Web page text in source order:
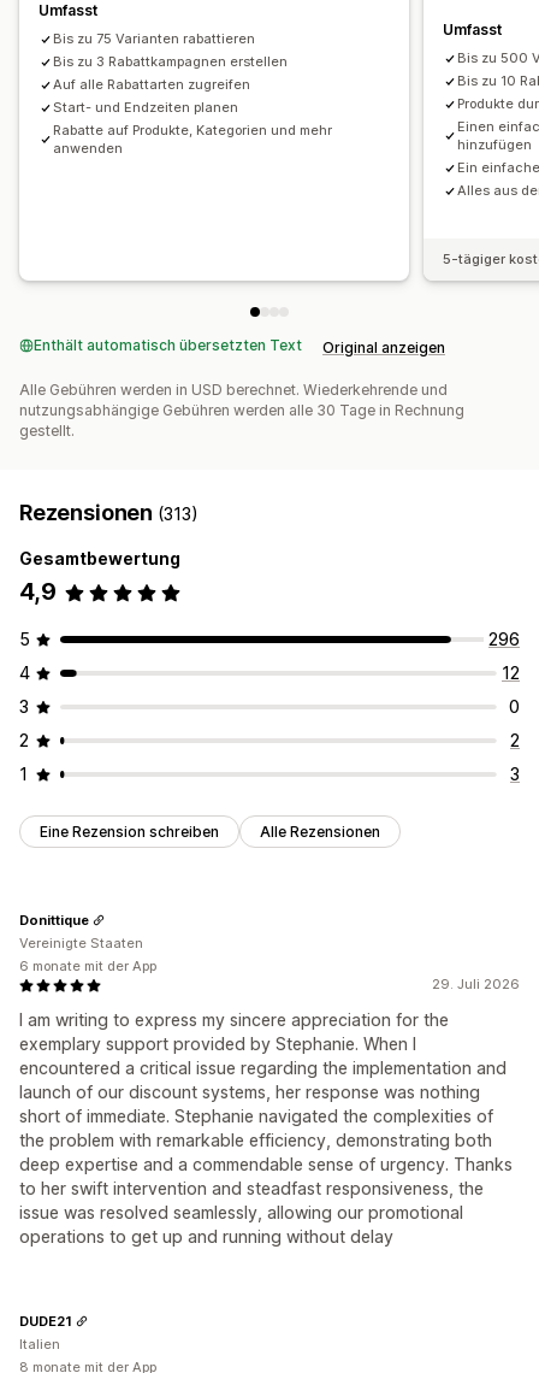
Umfasst
Bis zu 75 Varianten rabattieren
Bis zu 3 Rabattkampagnen erstellen
Auf alle Rabattarten zugreifen
Start- und Endzeiten planen
Rabatte auf Produkte, Kategorien und mehr
anwenden
Umfasst
Bis zu 500
Bis zu 10
Produkte
Einen
hinzufügen
Ein
Alles aus
5-tägiger
Enthält automatisch übersetzten Text Original anzeigen
Alle Gebühren werden in USD berechnet. Wiederkehrende und
nutzungsabhängige Gebühren werden alle 30 Tage in Rechnung
gestellt.
Rezensionen (313)
Gesamtbewertung
4,9
5
296
4
12
3
0
2
2
1
3
Eine Rezension schreiben Alle Rezensionen
29. Juli 2026
I am writing to express my sincere appreciation for the
exemplary support provided by Stephanie. When I
encountered a critical issue regarding the implementation and
launch of our discount systems, her response was nothing
short of immediate. Stephanie navigated the complexities of
the problem with remarkable efficiency, demonstrating both
deep expertise and a commendable sense of urgency. Thanks
to her swift intervention and steadfast responsiveness, the
issue was resolved seamlessly, allowing our promotional
operations to get up and running without delay
Donittique
Vereinigte Staaten
6 monate mit der App
DUDE21
Italien
8 monate mit der App